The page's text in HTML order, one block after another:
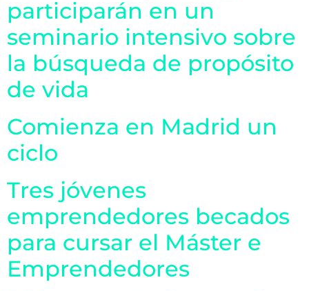
participarán en un
seminario intensivo sobre
la búsqueda de propósito
de vida
Comienza en Madrid un
ciclo
Tres jóvenes
emprendedores becados
para cursar el Máster e
Emprendedores